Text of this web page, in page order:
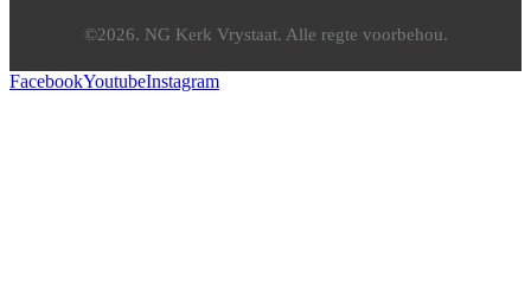
©2026. NG Kerk Vrystaat. Alle regte voorbehou.
FacebookYoutubeInstagram